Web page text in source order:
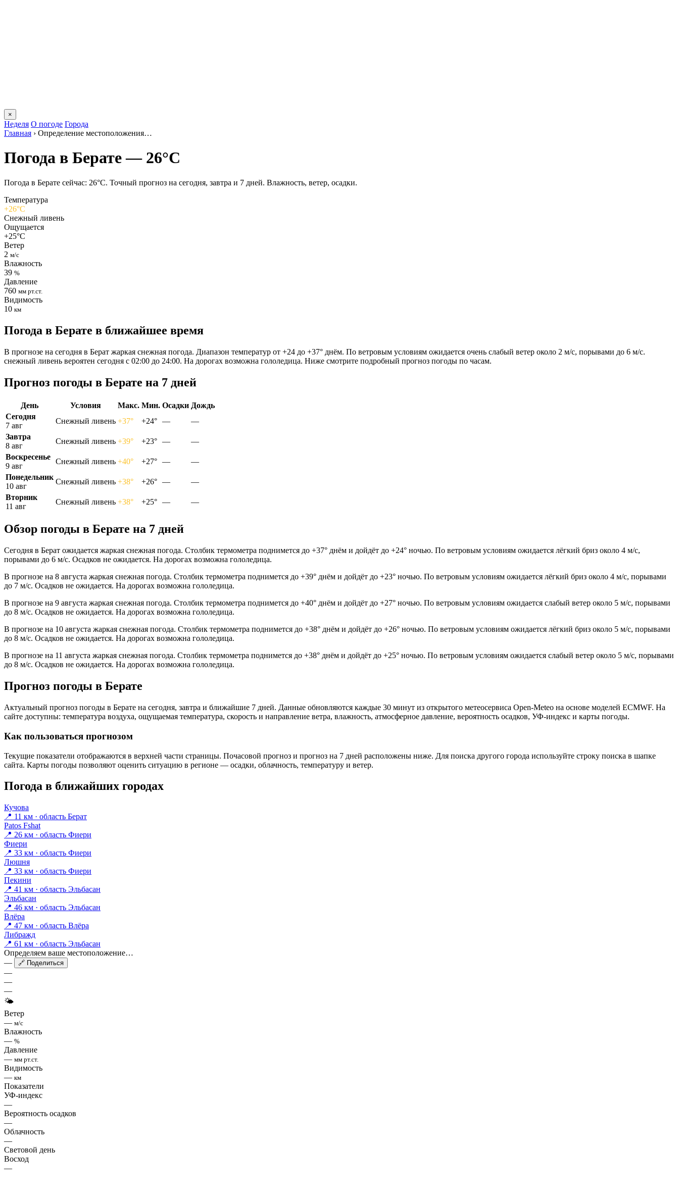
×
Неделя О погоде Города
Главная › Определение местоположения…
Погода в Берате — 26°C
Погода в Берате сейчас: 26°C. Точный прогноз на сегодня, завтра и 7 дней. Влажность, ветер, осадки.
Температура
+26°C
Снежный ливень
Ощущается
+25°C
Ветер
2 м/с
Влажность
39 %
Давление
760 мм рт.ст.
Видимость
10 км
Погода в Берате в ближайшее время
В прогнозе на сегодня в Берат жаркая снежная погода. Диапазон температур от +24 до +37° днём. По ветровым условиям ожидается очень слабый ветер около 2 м/с, порывами до 6 м/с.
снежный ливень вероятен сегодня с 02:00 до 24:00. На дорогах возможна гололедица. Ниже смотрите подробный прогноз погоды по часам.
Прогноз погоды в Берате на 7 дней
День Условия Макс. Мин. Осадки Дождь
Сегодня
7 авг
Снежный ливень +37° +24° —
—
Завтра
8 авг
Снежный ливень +39° +23° —
—
Воскресенье
9 авг
Снежный ливень +40° +27° —
—
Понедельник
10 авг
Снежный ливень +38° +26° —
—
Вторник
11 авг
Снежный ливень +38° +25° — —
Обзор погоды в Берате на 7 дней
Сегодня в Берат ожидается жаркая снежная погода. Столбик термометра поднимется до +37° днём и дойдёт до +24° ночью. По ветровым условиям ожидается лёгкий бриз около 4 м/с,
порывами до 6 м/с. Осадков не ожидается. На дорогах возможна гололедица.
В прогнозе на 8 августа жаркая снежная погода. Столбик термометра поднимется до +39° днём и дойдёт до +23° ночью. По ветровым условиям ожидается лёгкий бриз около 4 м/с, порывами
до 7 м/с. Осадков не ожидается. На дорогах возможна гололедица.
В прогнозе на 9 августа жаркая снежная погода. Столбик термометра поднимется до +40° днём и дойдёт до +27° ночью. По ветровым условиям ожидается слабый ветер около 5 м/с, порывами
до 8 м/с. Осадков не ожидается. На дорогах возможна гололедица.
В прогнозе на 10 августа жаркая снежная погода. Столбик термометра поднимется до +38° днём и дойдёт до +26° ночью. По ветровым условиям ожидается лёгкий бриз около 5 м/с, порывами
до 8 м/с. Осадков не ожидается. На дорогах возможна гололедица.
В прогнозе на 11 августа жаркая снежная погода. Столбик термометра поднимется до +38° днём и дойдёт до +25° ночью. По ветровым условиям ожидается слабый ветер около 5 м/с, порывами
до 8 м/с. Осадков не ожидается. На дорогах возможна гололедица.
Прогноз погоды в Берате
Актуальный прогноз погоды в Берате на сегодня, завтра и ближайшие 7 дней. Данные обновляются каждые 30 минут из открытого метеосервиса Open-Meteo на основе моделей ECMWF. На
сайте доступны: температура воздуха, ощущаемая температура, скорость и направление ветра, влажность, атмосферное давление, вероятность осадков, УФ-индекс и карты погоды.
Как пользоваться прогнозом
Текущие показатели отображаются в верхней части страницы. Почасовой прогноз и прогноз на 7 дней расположены ниже. Для поиска другого города используйте строку поиска в шапке
сайта. Карты погоды позволяют оценить ситуацию в регионе — осадки, облачность, температуру и ветер.
Погода в ближайших городах
Кучова
📍 11 км · область Берат
Patos Fshat
📍 26 км · область Фиери
Фиери
📍 33 км · область Фиери
Люшня
📍 33 км · область Фиери
Пекини
📍 41 км · область Эльбасан
Эльбасан
📍 46 км · область Эльбасан
Влёра
📍 47 км · область Влёра
Либражд
📍 61 км · область Эльбасан
Определяем ваше местоположение…
—
🔗 Поделиться
—
—
—
🌤
Ветер
— м/с
Влажность
— %
Давление
— мм рт.ст.
Видимость
— км
Показатели
УФ-индекс
—
Вероятность осадков
—
Облачность
—
Световой день
Восход
—